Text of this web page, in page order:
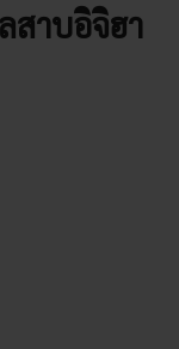
าบอิจิฮา